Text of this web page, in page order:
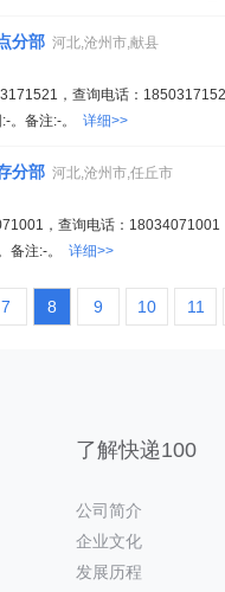
分部 河北,沧州市,献县
，查询电话：
。备注:-。 详细>>
分部 河北,沧州市,任丘市
，查询电话：
备注:-。 详细>>
7 8 9 10 11
了解快递100
公司简介
企业文化
发展历程